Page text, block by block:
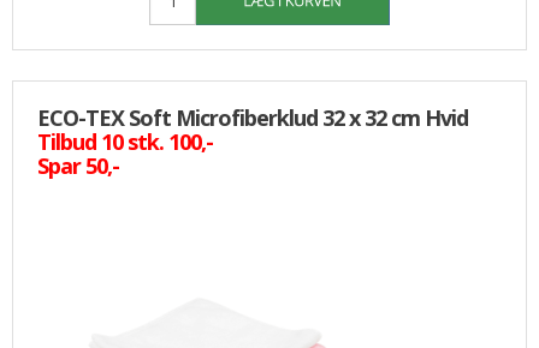
ECO-TEX Soft Microfiberklud 32 x 32 cm Hvid
Tilbud 10 stk. 100,-
Spar 50,-